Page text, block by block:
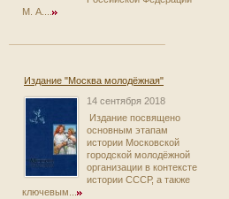
М. А....
Издание "Москва молодёжная"
14 сентября 2018
Издание посвящено
основным этапам
истории Московской
городской молодёжной
организации в контексте
истории СССР, а также
ключевым...